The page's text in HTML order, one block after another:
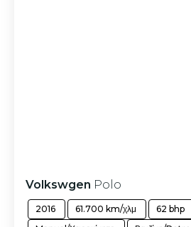
Volkswgen Polo
2016 61.700 km/χλμ 62 bhp